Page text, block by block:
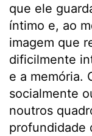
que ele
íntimo e, ao
imagem que
dificilmente
e a memória.
socialmente
noutros
profundidade